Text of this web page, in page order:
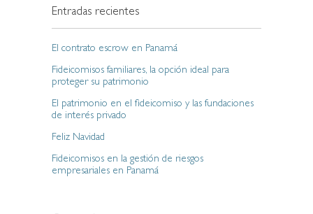
Entradas recientes
El contrato escrow en Panamá
Fideicomisos familiares, la opción ideal para
proteger su patrimonio
El patrimonio en el fideicomiso y las fundaciones
de interés privado
Feliz Navidad
Fideicomisos en la gestión de riesgos
empresariales en Panamá